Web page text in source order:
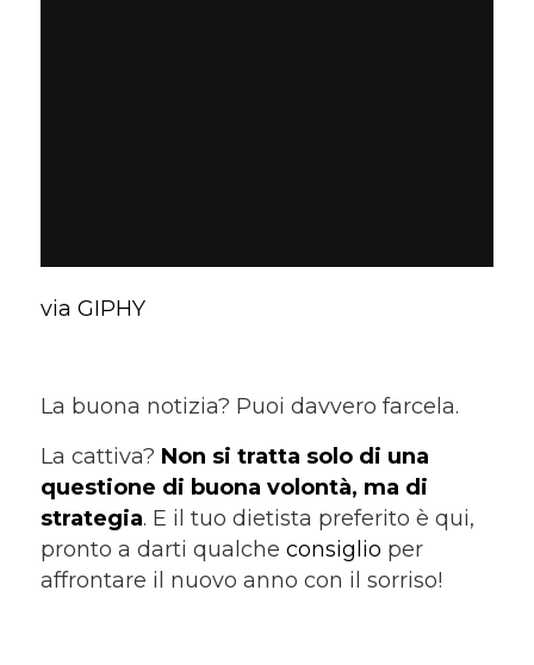
via GIPHY
La buona notizia? Puoi davvero farcela.
La cattiva? Non si tratta solo di una
questione di buona volontà, ma di
strategia. E il tuo dietista preferito è qui,
pronto a darti qualche consiglio per
affrontare il nuovo anno con il sorriso!